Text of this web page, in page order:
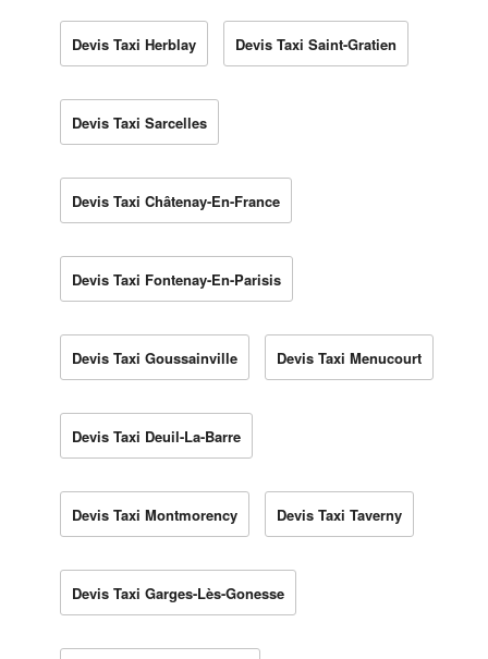
Devis Taxi Herblay Devis Taxi Saint-Gratien
Devis Taxi Sarcelles
Devis Taxi Châtenay-En-France
Devis Taxi Fontenay-En-Parisis
Devis Taxi Goussainville Devis Taxi Menucourt
Devis Taxi Deuil-La-Barre
Devis Taxi Montmorency Devis Taxi Taverny
Devis Taxi Garges-Lès-Gonesse